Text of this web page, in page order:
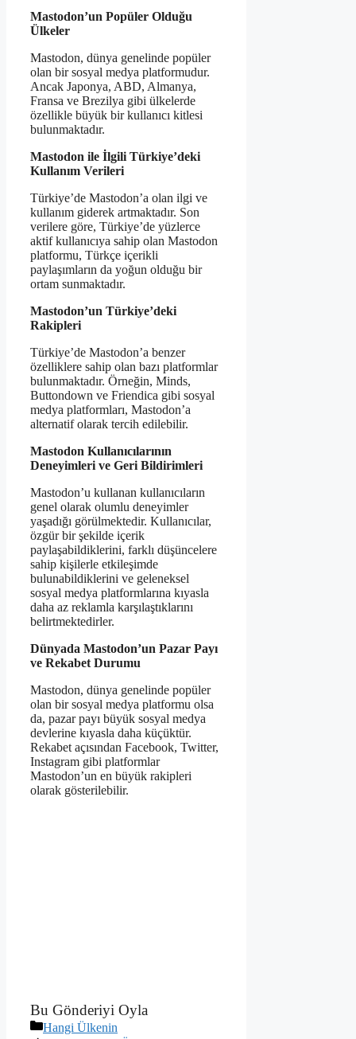
Mastodon’un Popüler Olduğu
Ülkeler
Mastodon, dünya genelinde popüler
olan bir sosyal medya platformudur.
Ancak Japonya, ABD, Almanya,
Fransa ve Brezilya gibi ülkelerde
özellikle büyük bir kullanıcı kitlesi
bulunmaktadır.
Mastodon ile İlgili Türkiye’deki
Kullanım Verileri
Türkiye’de Mastodon’a olan ilgi ve
kullanım giderek artmaktadır. Son
verilere göre, Türkiye’de yüzlerce
aktif kullanıcıya sahip olan Mastodon
platformu, Türkçe içerikli
paylaşımların da yoğun olduğu bir
ortam sunmaktadır.
Mastodon’un Türkiye’deki
Rakipleri
Türkiye’de Mastodon’a benzer
özelliklere sahip olan bazı platformlar
bulunmaktadır. Örneğin, Minds,
Buttondown ve Friendica gibi sosyal
medya platformları, Mastodon’a
alternatif olarak tercih edilebilir.
Mastodon Kullanıcılarının
Deneyimleri ve Geri Bildirimleri
Mastodon’u kullanan kullanıcıların
genel olarak olumlu deneyimler
yaşadığı görülmektedir. Kullanıcılar,
özgür bir şekilde içerik
paylaşabildiklerini, farklı düşüncelere
sahip kişilerle etkileşimde
bulunabildiklerini ve geleneksel
sosyal medya platformlarına kıyasla
daha az reklamla karşılaştıklarını
belirtmektedirler.
Dünyada Mastodon’un Pazar Payı
ve Rekabet Durumu
Mastodon, dünya genelinde popüler
olan bir sosyal medya platformu olsa
da, pazar payı büyük sosyal medya
devlerine kıyasla daha küçüktür.
Rekabet açısından Facebook, Twitter,
Instagram gibi platformlar
Mastodon’un en büyük rakipleri
olarak gösterilebilir.
Bu Gönderiyi Oyla
Kategoriler
Hangi Ülkenin